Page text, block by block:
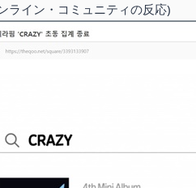
ライン・コミュニティの反応)